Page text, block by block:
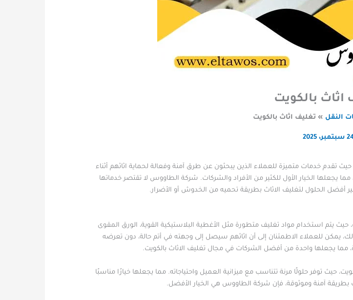
اثاث بالكويت
النقل تغليف اثاث بالكويت
2025
تقدم خدمات متميزة للعملاء الذين يبحثون عن طرق آمنة وفعالة لحماية اثاثهم أثناء
يجعلها الخيار الأول للكثير من الأفراد والشركات. شركة الطاووس لا تقتصر خدماتها
الحلول لتغليف الاثاث بطريقة تحميه من الخدوش أو الأضرار.
يتم استخدام مواد تغليف متطورة مثل الأغطية البلاستيكية القوية، الورق المقوى
يمكن للعملاء الاطمئنان إلى أن اثاثهم سيصل إلى وجهته في أتم حالة، دون تعرضه
مما يجعلها واحدة من أفضل الشركات في مجال تغليف الاثاث بالكويت.
توفر حلولًا مرنة تتناسب مع ميزانية العميل واحتياجاته. مما يجعلها خيارًا مناسبًا
بطريقة آمنة وموثوقة، فإن شركة الطاووس هي الخيار الأفضل.